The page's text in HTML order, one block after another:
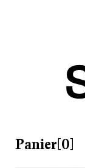
Panier[0]